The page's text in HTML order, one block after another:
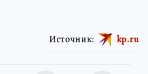
Источник: kp.ru